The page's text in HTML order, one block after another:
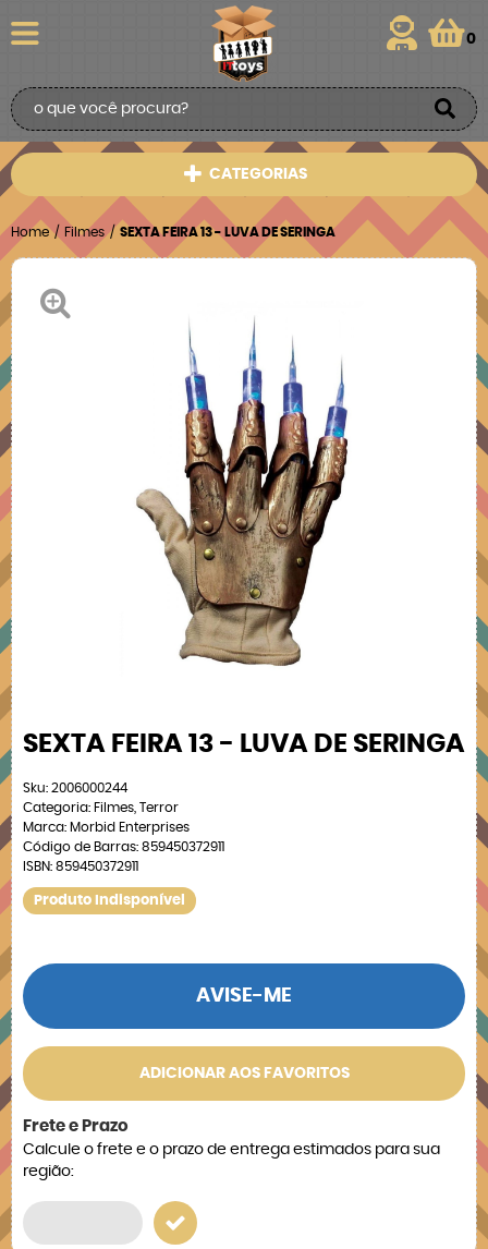
0
CATEGORIAS
Home Filmes SEXTA FEIRA 13 - LUVA DE SERINGA
SEXTA FEIRA 13 - LUVA DE SERINGA
Sku: 2006000244
Categoria: Filmes
Terror
Marca: Morbid Enterprises
Código de Barras: 859450372911
ISBN: 859450372911
Produto Indisponível
AVISE-ME
ADICIONAR AOS FAVORITOS
Frete e Prazo
Calcule o frete e o prazo de entrega estimados para sua
região: